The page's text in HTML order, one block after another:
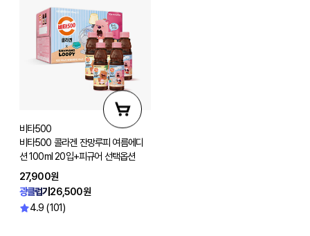
비타500
비타500 콜라겐 잔망루피 여름에디
션 100ml 20입+피규어 선택옵션
27,900원
광클럽가26,500원
4.9 (101)